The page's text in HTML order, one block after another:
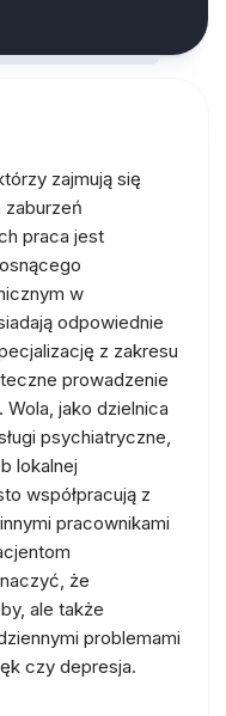
zajmują się
zaburzeń
praca jest
w
odpowiednie
z zakresu
prowadzenie
jako dzielnica
psychiatryczne,
lokalnej
współpracują z
pracownikami
że
ale także
problemami
czy depresja.